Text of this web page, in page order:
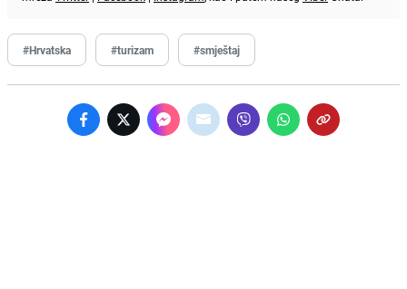
#Hrvatska #turizam #smještaj